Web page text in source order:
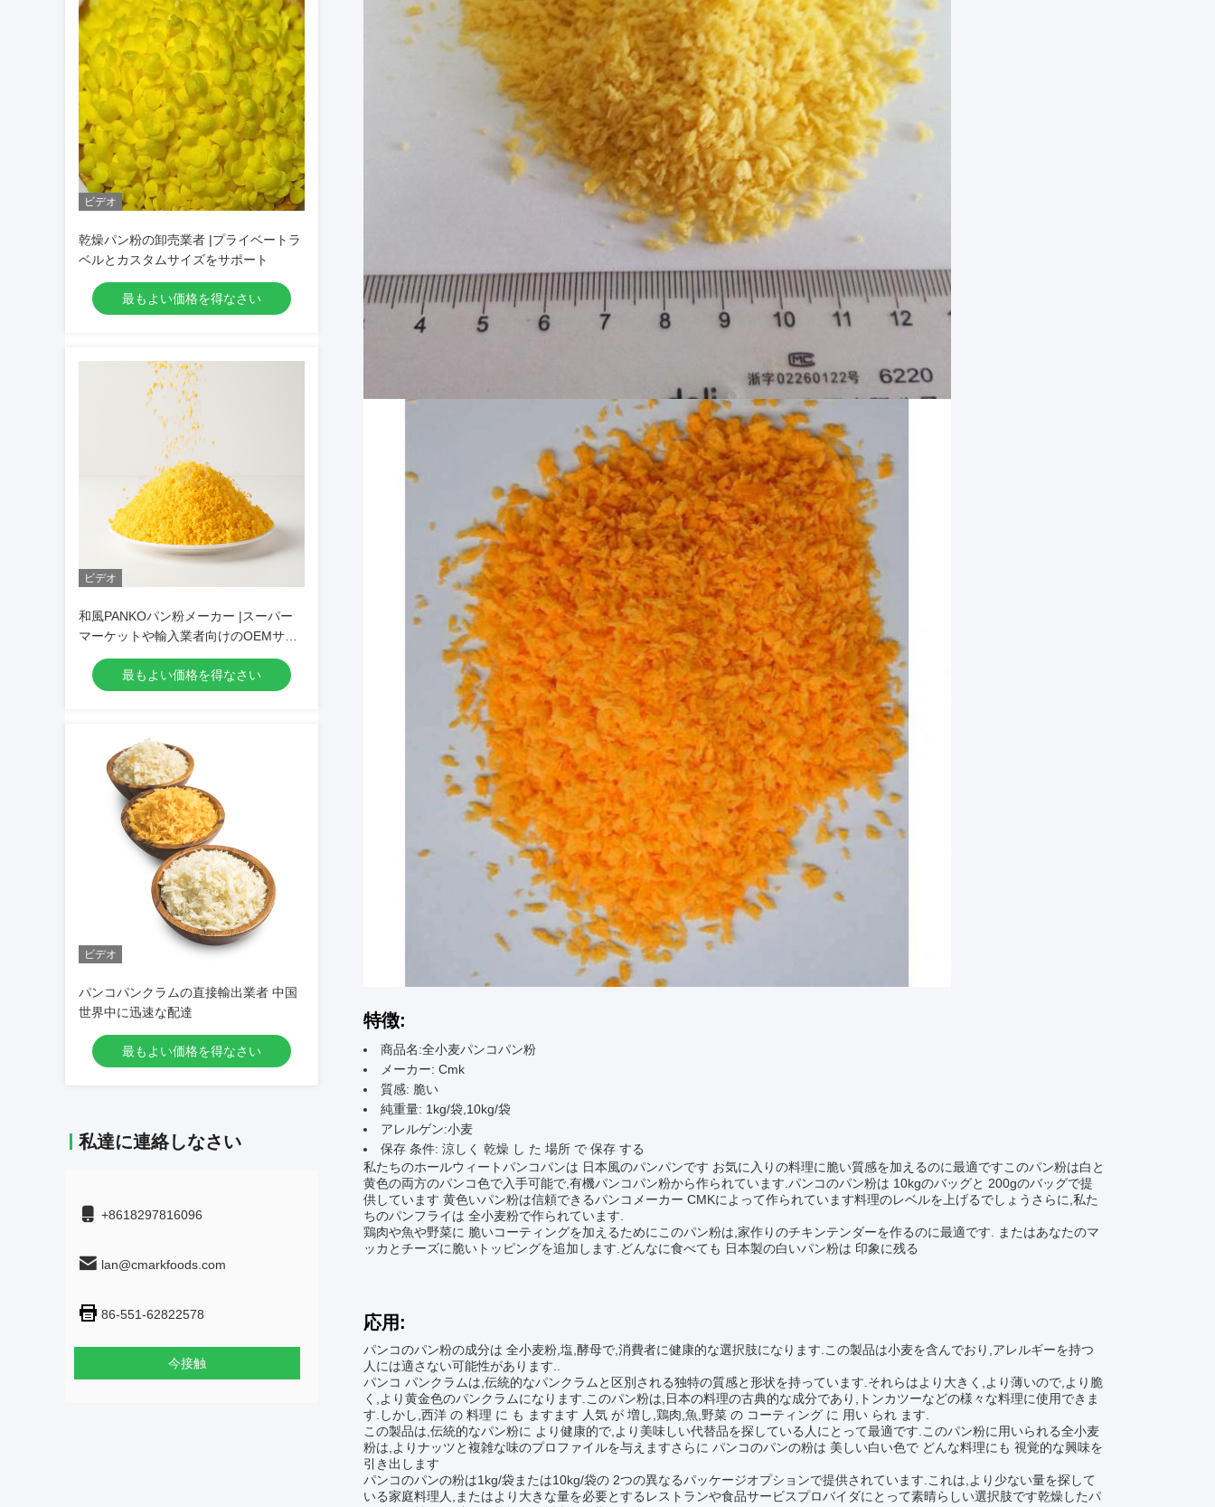
ビデオ
乾燥パン粉の卸売業者 |プライベートラ
ベルとカスタムサイズをサポート
最もよい価格を得なさい
ビデオ
和風PANKOパン粉メーカー |スーパー
マーケットや輸入業者向けのOEMサー
ビス
最もよい価格を得なさい
ビデオ
パンコパンクラムの直接輸出業者 中国
世界中に迅速な配達
最もよい価格を得なさい
私達に連絡しなさい
+8618297816096
lan@cmarkfoods.com
86-551-62822578
今接触
特徴:
商品名:全小麦パンコパン粉
メーカー: Cmk
質感: 脆い
純重量: 1kg/袋,10kg/袋
アレルゲン:小麦
保存 条件: 涼しく 乾燥 し た 場所 で 保存 する
私たちのホールウィートパンコパンは 日本風のパンパンです お気に入りの料理に脆い質感を加えるのに最適ですこのパン粉は白と
黄色の両方のパンコ色で入手可能で,有機パンコパン粉から作られています.パンコのパン粉は 10kgのバッグと 200gのバッグで提
供しています 黄色いパン粉は信頼できるパンコメーカー CMKによって作られています料理のレベルを上げるでしょうさらに,私た
ちのパンフライは 全小麦粉で作られています.
鶏肉や魚や野菜に 脆いコーティングを加えるためにこのパン粉は,家作りのチキンテンダーを作るのに最適です. またはあなたのマ
ッカとチーズに脆いトッピングを追加します.どんなに食べても 日本製の白いパン粉は 印象に残る
応用:
パンコのパン粉の成分は 全小麦粉,塩,酵母で,消費者に健康的な選択肢になります.この製品は小麦を含んでおり,アレルギーを持つ
人には適さない可能性があります..
パンコ パンクラムは,伝統的なパンクラムと区別される独特の質感と形状を持っています.それらはより大きく,より薄いので,より脆
く,より黄金色のパンクラムになります.このパン粉は,日本の料理の古典的な成分であり,トンカツーなどの様々な料理に使用できま
す.しかし,西洋 の 料理 に も ますます 人気 が 増し,鶏肉,魚,野菜 の コーティング に 用い られ ます.
この製品は,伝統的なパン粉に より健康的で,より美味しい代替品を探している人にとって最適です.このパン粉に用いられる全小麦
粉は,よりナッツと複雑な味のプロファイルを与えますさらに パンコのパンの粉は 美しい白い色で どんな料理にも 視覚的な興味を
引き出します
パンコのパンの粉は1kg/袋または10kg/袋の 2つの異なるパッケージオプションで提供されています.これは,より少ない量を探して
いる家庭料理人,またはより大きな量を必要とするレストランや食品サービスプロバイダにとって素晴らしい選択肢です乾燥したパ